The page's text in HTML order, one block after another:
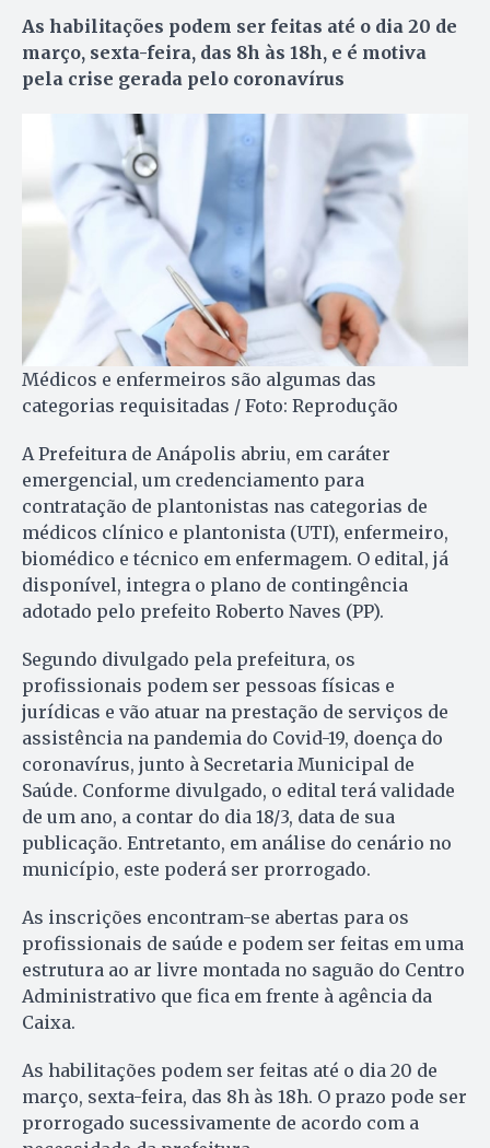
As habilitações podem ser feitas até o dia 20 de
março, sexta-feira, das 8h às 18h, e é motiva
pela crise gerada pelo coronavírus
Médicos e enfermeiros são algumas das
categorias requisitadas / Foto: Reprodução
A Prefeitura de Anápolis abriu, em caráter
emergencial, um credenciamento para
contratação de plantonistas nas categorias de
médicos clínico e plantonista (UTI), enfermeiro,
biomédico e técnico em enfermagem. O edital, já
disponível, integra o plano de contingência
adotado pelo prefeito Roberto Naves (PP).
Segundo divulgado pela prefeitura, os
profissionais podem ser pessoas físicas e
jurídicas e vão atuar na prestação de serviços de
assistência na pandemia do Covid-19, doença do
coronavírus, junto à Secretaria Municipal de
Saúde. Conforme divulgado, o edital terá validade
de um ano, a contar do dia 18/3, data de sua
publicação. Entretanto, em análise do cenário no
município, este poderá ser prorrogado.
As inscrições encontram-se abertas para os
profissionais de saúde e podem ser feitas em uma
estrutura ao ar livre montada no saguão do Centro
Administrativo que fica em frente à agência da
Caixa.
As habilitações podem ser feitas até o dia 20 de
março, sexta-feira, das 8h às 18h. O prazo pode ser
prorrogado sucessivamente de acordo com a